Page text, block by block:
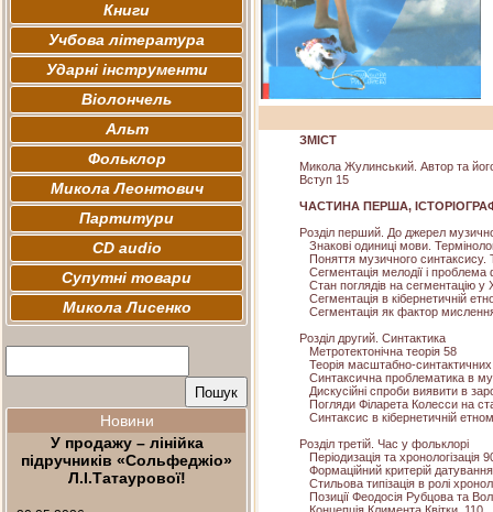
Книги
Учбова література
Ударні інструменти
Віолончель
Альт
Фольклор
Микола Леонтович
Партитури
CD audio
Супутні товари
Микола Лисенко
Новини
У продажу – лінійка
підручників «Сольфеджіо»
Л.І.Татаурової!
ЗМІСТ
Микола Жулинський. Автор та
Вступ 15
ЧАСТИНА ПЕРША,
Розділ перший. До джерел
Знакові одиниці мови.
Поняття музичного синтаксису.
Сегментація мелодії і проблема
Стан поглядів на сегментацію у
Сегментація в кібернетичній
Сегментація як фактор
Розділ другий. Синтактика
Метротектонічна теорія 58
Теорія масштабно-синтактичних
Синтаксична проблематика в
Дискусійні спроби виявити в
Погляди Філарета Колесси на
Синтаксис в кібернетичній
Розділ третій. Час у фольклорі
Періодизація та хронологізація
Формаційний критерій
Стильова типізація в ролі
Позиції Феодосія Рубцова та